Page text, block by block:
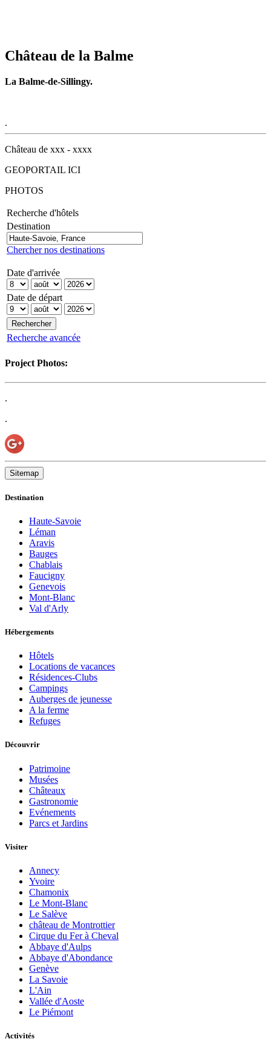
Château de la Balme
La Balme-de-Sillingy.
.
Château de xxx - xxxx
GEOPORTAIL ICI
PHOTOS
Recherche d'hôtels
Destination
Chercher nos destinations
Date d'arrivée
Date de départ
Recherche avancée
Project Photos:
.
.
Sitemap
Destination
Haute-Savoie
Léman
Aravis
Bauges
Chablais
Faucigny
Genevois
Mont-Blanc
Val d'Arly
Hébergements
Hôtels
Locations de vacances
Résidences-Clubs
Campings
Auberges de jeunesse
A la ferme
Refuges
Découvrir
Patrimoine
Musées
Châteaux
Gastronomie
Evénements
Parcs et Jardins
Visiter
Annecy
Yvoire
Chamonix
Le Mont-Blanc
Le Salève
château de Montrottier
Cirque du Fer à Cheval
Abbaye d'Aulps
Abbaye d'Abondance
Genève
La Savoie
L'Ain
Vallée d'Aoste
Le Piémont
Activités